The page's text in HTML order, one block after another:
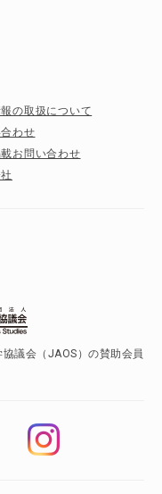
の取扱について
わせ
お問い合わせ
協議会（JAOS）の賛助会員